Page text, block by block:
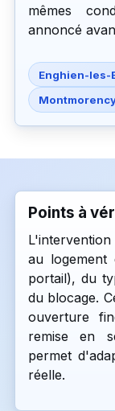
mêmes
annoncé
Enghien-les-
Points à
au logement
portail), du
du blocage.
ouverture
remise en
permet
réelle.